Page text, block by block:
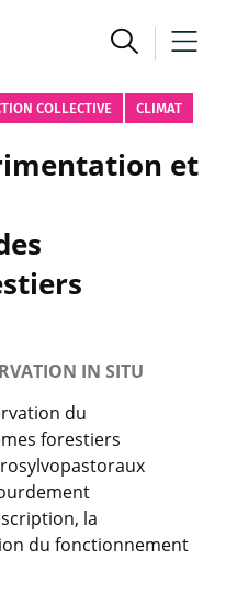
COLLECTIVE CLIMAT
et
IN SITU
du
forestiers
la
du fonctionnement